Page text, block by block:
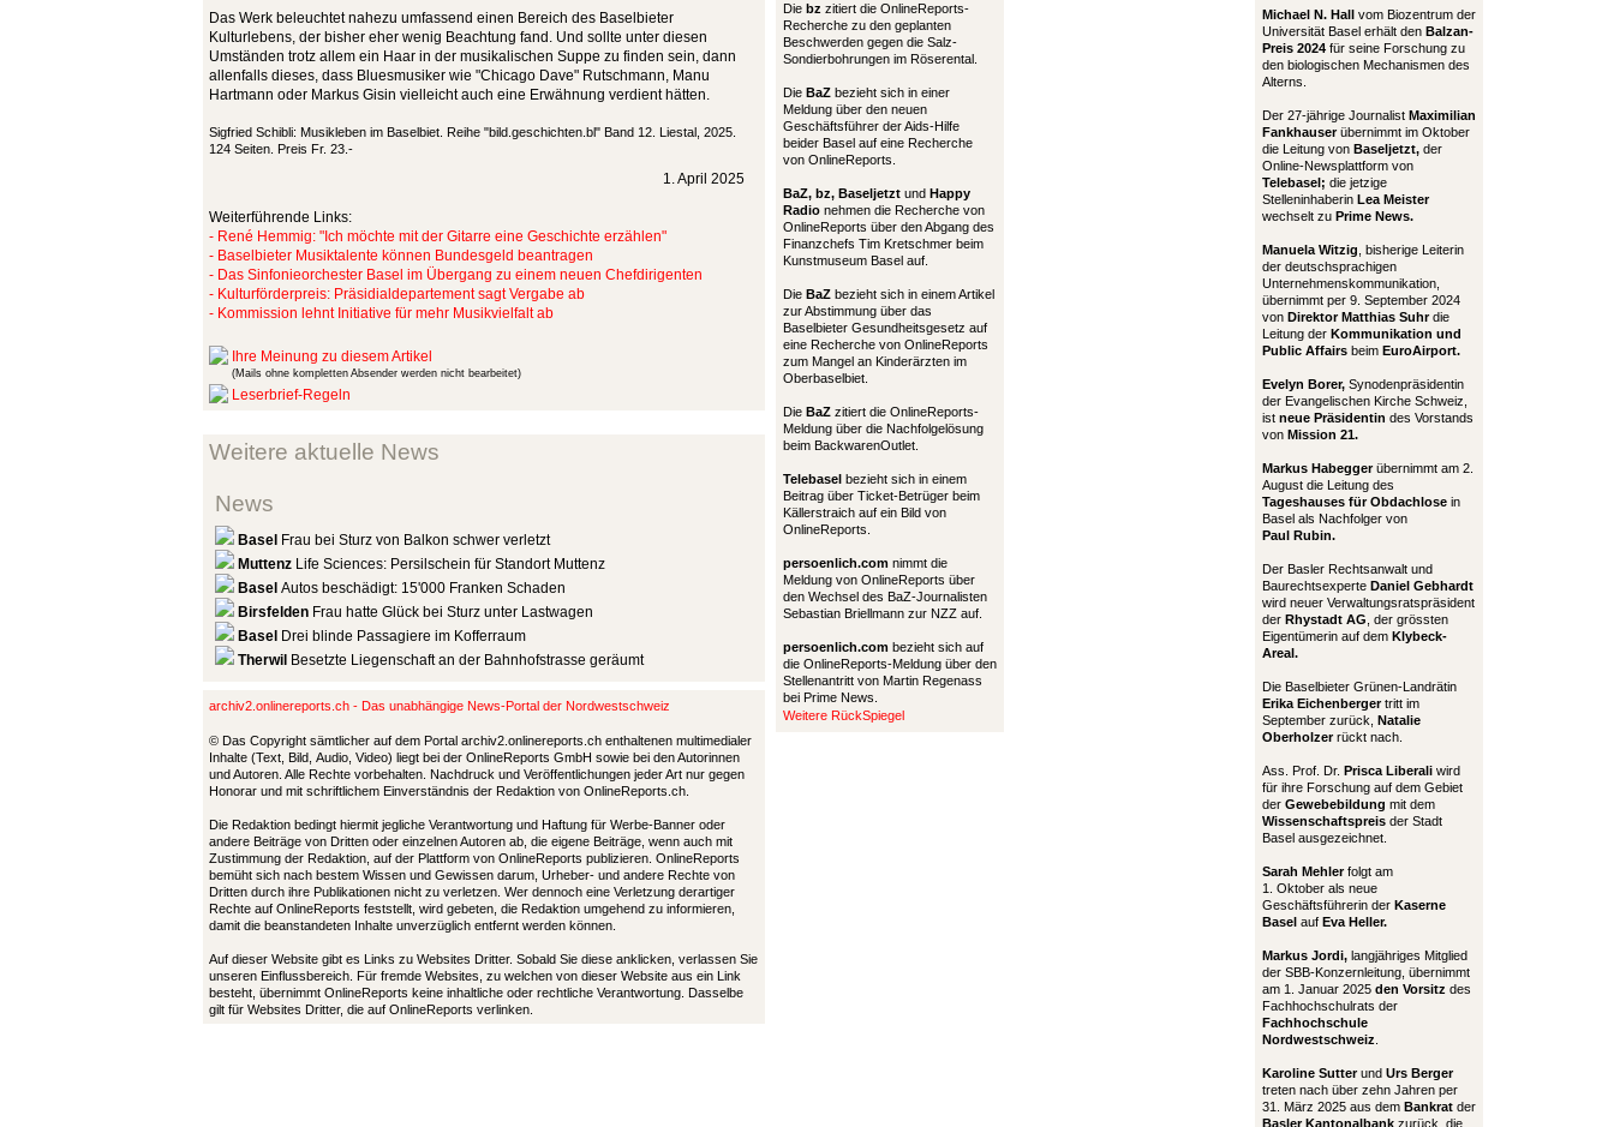
Das Werk beleuchtet nahezu umfassend einen Bereich des Baselbieter
Kulturlebens, der bisher eher wenig Beachtung fand. Und sollte unter diesen
Umständen trotz allem ein Haar in der musikalischen Suppe zu finden sein, dann
allenfalls dieses, dass Bluesmusiker wie "Chicago Dave" Rutschmann, Manu
Hartmann oder Markus Gisin vielleicht auch eine Erwähnung verdient hätten.
Sigfried Schibli: Musikleben im Baselbiet. Reihe "bild.geschichten.bl" Band 12. Liestal, 2025.
124 Seiten. Preis Fr. 23.-
1. April 2025
Weiterführende Links:
- René Hemmig: "Ich möchte mit der Gitarre eine Geschichte erzählen"
- Baselbieter Musiktalente können Bundesgeld beantragen
- Das Sinfonieorchester Basel im Übergang zu einem neuen Chefdirigenten
- Kulturförderpreis: Präsidialdepartement sagt Vergabe ab
- Kommission lehnt Initiative für mehr Musikvielfalt ab
Ihre Meinung zu diesem Artikel
(Mails ohne kompletten Absender werden nicht bearbeitet)
Leserbrief-Regeln
Weitere aktuelle News
News
Basel Frau bei Sturz von Balkon schwer verletzt
Muttenz Life Sciences: Persilschein für Standort Muttenz
Basel Autos beschädigt: 15'000 Franken Schaden
Birsfelden Frau hatte Glück bei Sturz unter Lastwagen
Basel Drei blinde Passagiere im Kofferraum
Therwil Besetzte Liegenschaft an der Bahnhofstrasse geräumt
archiv2.onlinereports.ch - Das unabhängige News-Portal der Nordwestschweiz
© Das Copyright sämtlicher auf dem Portal archiv2.onlinereports.ch enthaltenen multimedialer
Inhalte (Text, Bild, Audio, Video) liegt bei der OnlineReports GmbH sowie bei den Autorinnen
und Autoren. Alle Rechte vorbehalten. Nachdruck und Veröffentlichungen jeder Art nur gegen
Honorar und mit schriftlichem Einverständnis der Redaktion von OnlineReports.ch.
Die Redaktion bedingt hiermit jegliche Verantwortung und Haftung für Werbe-Banner oder
andere Beiträge von Dritten oder einzelnen Autoren ab, die eigene Beiträge, wenn auch mit
Zustimmung der Redaktion, auf der Plattform von OnlineReports publizieren. OnlineReports
bemüht sich nach bestem Wissen und Gewissen darum, Urheber- und andere Rechte von
Dritten durch ihre Publikationen nicht zu verletzen. Wer dennoch eine Verletzung derartiger
Rechte auf OnlineReports feststellt, wird gebeten, die Redaktion umgehend zu informieren,
damit die beanstandeten Inhalte unverzüglich entfernt werden können.
Auf dieser Website gibt es Links zu Websites Dritter. Sobald Sie diese anklicken, verlassen Sie
unseren Einflussbereich. Für fremde Websites, zu welchen von dieser Website aus ein Link
besteht, übernimmt OnlineReports keine inhaltliche oder rechtliche Verantwortung. Dasselbe
gilt für Websites Dritter, die auf OnlineReports verlinken.
Die bz zitiert die OnlineReports-
Recherche zu den geplanten
Beschwerden gegen die Salz-
Sondierbohrungen im Röserental.
Die BaZ bezieht sich in einer
Meldung über den neuen
Geschäftsführer der Aids-Hilfe
beider Basel auf eine Recherche
von OnlineReports.
BaZ, bz, Baseljetzt und Happy
Radio nehmen die Recherche von
OnlineReports über den Abgang des
Finanzchefs Tim Kretschmer beim
Kunstmuseum Basel auf.
Die BaZ bezieht sich in einem Artikel
zur Abstimmung über das
Baselbieter Gesundheitsgesetz auf
eine Recherche von OnlineReports
zum Mangel an Kinderärzten im
Oberbaselbiet.
Die BaZ zitiert die OnlineReports-
Meldung über die Nachfolgelösung
beim BackwarenOutlet.
Telebasel bezieht sich in einem
Beitrag über Ticket-Betrüger beim
Källerstraich auf ein Bild von
OnlineReports.
persoenlich.com nimmt die
Meldung von OnlineReports über
den Wechsel des BaZ-Journalisten
Sebastian Briellmann zur NZZ auf.
persoenlich.com bezieht sich auf
die OnlineReports-Meldung über den
Stellenantritt von Martin Regenass
bei Prime News.
Weitere RückSpiegel
Michael N. Hall vom Biozentrum der
Universität Basel erhält den Balzan-
Preis 2024 für seine Forschung zu
den biologischen Mechanismen des
Alterns.
Der 27-jährige Journalist Maximilian
Fankhauserübernimmt im Oktober
die Leitung von Baseljetzt, der
Online-Newsplattform von
Telebasel; die jetzige
Stelleninhaberin Lea Meister
wechselt zu Prime News.
Manuela Witzig , bisherige Leiterin
der deutschsprachigen
Unternehmenskommunikation,
übernimmt per 9. September 2024
von Direktor Matthias Suhrdie
Leitung der Kommunikation und
Public Affairs beim EuroAirport.
Evelyn Borer, Synodenpräsidentin
der Evangelischen Kirche Schweiz,
ist neue Präsidentin des Vorstands
von Mission 21.
Markus Habeggerübernimmt am 2.
August die Leitung des
Tageshauses für Obdachlose in
Basel als Nachfolger von
Paul Rubin.
Der Basler Rechtsanwalt und
Baurechtsexperte Daniel Gebhardt
wird neuer Verwaltungsratspräsident
der Rhystadt AG , der grössten
Eigentümerin auf dem Klybeck-
Areal.
Die Baselbieter Grünen-Landrätin
Erika Eichenbergertritt im
September zurück, Natalie
Oberholzerrückt nach.
Ass. Prof. Dr. Prisca Liberali wird
für ihre Forschung auf dem Gebiet
der Gewebebildung mit dem
Wissenschaftspreis der Stadt
Basel ausgezeichnet.
Sarah Mehlerfolgt am
1. Oktober als neue
Geschäftsführerin der Kaserne
Basel auf Eva Heller.
Markus Jordi, langjähriges Mitglied
der SBB-Konzernleitung, übernimmt
am 1. Januar 2025 den Vorsitz des
Fachhochschulrats der
Fachhochschule
Nordwestschweiz
Karoline Sutterund Urs Berger
treten nach über zehn Jahren per
31. März 2025 aus dem Bankrat der
Basler Kantonalbank zurück, die